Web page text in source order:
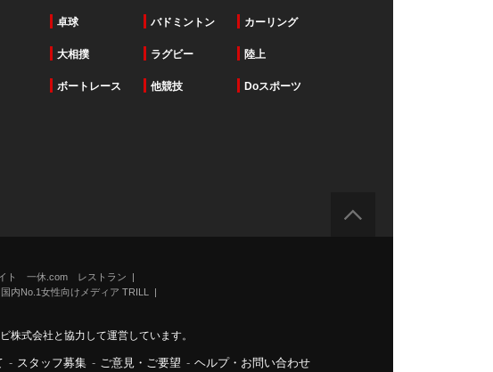
卓球 バドミントン カーリング
大相撲 ラグビー 陸上
ボートレース 他競技 Doスポーツ
ト 一休.com レストラン
国内No.1女性向けメディア TRILL
株式会社と協力して運営しています。
- スタッフ募集 - ご意見・ご要望 - ヘルプ・お問い合わせ